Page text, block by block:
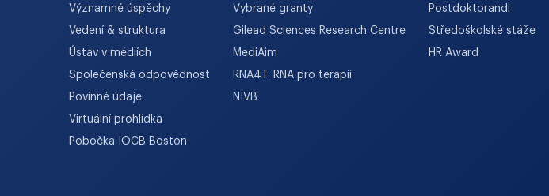
Významné úspěchy
Vedení & struktura
Ústav v médiích
Společenská odpovědnost
Povinné údaje
Virtuální prohlídka
Pobočka IOCB Boston
Vybrané granty
Gilead Sciences Research Centre
MediAim
RNA4T: RNA pro terapii
NIVB
Postdoktorandi
Středoškolské stáže
HR Award